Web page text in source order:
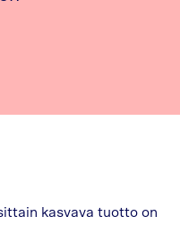
kasvava tuotto on